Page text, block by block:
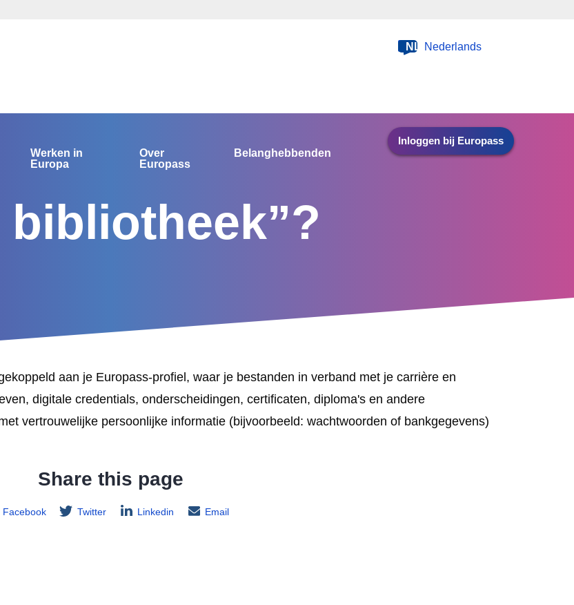
NL Nederlands
Werken in
Europa
Over
Europass
Belanghebbenden
Inloggen bij Europass
aan je Europass-profiel, waar je bestanden in verband met je carrière en
digitale credentials, onderscheidingen, certificaten, diploma's en andere
vertrouwelijke persoonlijke informatie (bijvoorbeeld: wachtwoorden of bankgegevens)
Share this page
Facebook Twitter Linkedin Email